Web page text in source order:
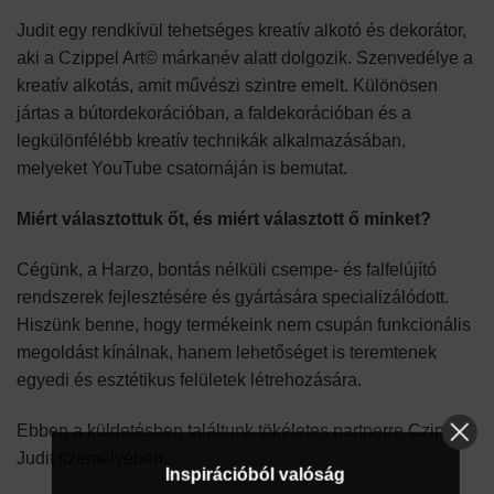
Judit egy rendkívül tehetséges kreatív alkotó és dekorátor,
aki a Czippel Art© márkanév alatt dolgozik. Szenvedélye a
kreatív alkotás, amit művészi szintre emelt. Különösen
jártas a bútordekorációban, a faldekorációban és a
legkülönfélébb kreatív technikák alkalmazásában,
melyeket YouTube csatornáján is bemutat.
Miért választottuk őt, és miért választott ő minket?
Cégünk, a Harzo, bontás nélküli csempe- és falfelújító
rendszerek fejlesztésére és gyártására specializálódott.
Hiszünk benne, hogy termékeink nem csupán funkcionális
megoldást kínálnak, hanem lehetőséget is teremtenek
egyedi és esztétikus felületek létrehozására.
Ebben a küldetésben találtunk tökéletes partnerre Czippel
Judit személyében.
Inspirációból valóság